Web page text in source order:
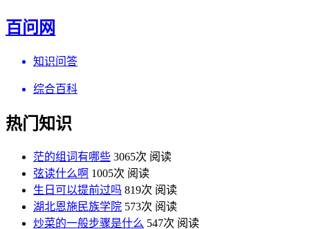
百问网
知识问答
综合百科
热门知识
茫的组词有哪些 3065次 阅读
弦读什么啊 1005次 阅读
生日可以提前过吗 819次 阅读
湖北恩施民族学院 573次 阅读
炒菜的一般步骤是什么 547次 阅读